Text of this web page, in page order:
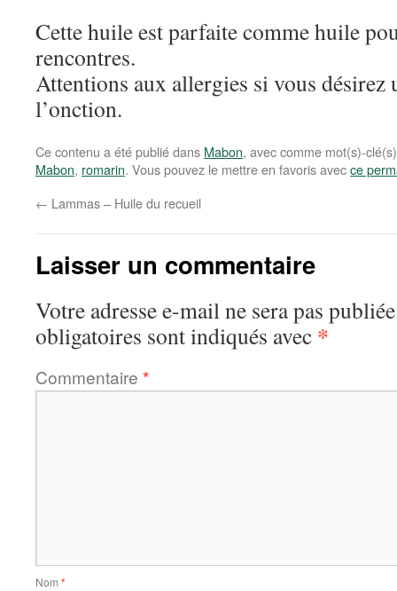
Cette huile est parfaite comme huile
rencontres.
Attentions aux allergies si vous désirez
l’onction.
Ce contenu a été publié dans Mabon, avec comme mot(s)-
Mabon, romarin. Vous pouvez le mettre en favoris avecce
← Lammas – Huile du recueil
Laisser un commentaire
Votre adresse e-mail ne sera pas
obligatoires sont indiqués avec *
Commentaire *
Nom *